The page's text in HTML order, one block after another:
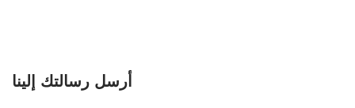
أرسل رسالتك إلينا